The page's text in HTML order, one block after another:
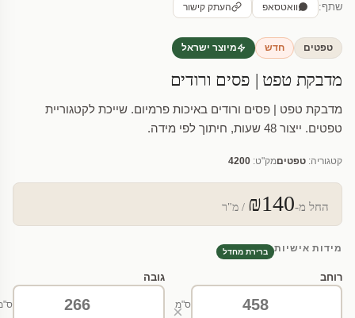
שתף: וואטסאפ העתק קישור
טפטים חדש מיוצר ישראל
מדבקת טפט | פסים ורודים
מדבקת טפט | פסים ורודים באיכות פרמיום. שייכת לקטגוריית
טפטים. ייצור 48 שעות, חיתוך לפי מידה.
קטגוריה: טפטיםמק"ט: 4200
החל מ-₪140 / מ"ר
מידות אישיות ברירת מחדל
רוחב
ס"מ
×
גובה